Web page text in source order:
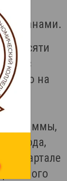
планами.
в десяти
с
на
года,
квартале